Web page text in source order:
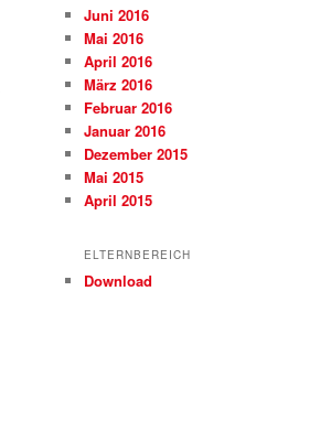
Juni 2016
Mai 2016
April 2016
März 2016
Februar 2016
Januar 2016
Dezember 2015
Mai 2015
April 2015
ELTERNBEREICH
Download